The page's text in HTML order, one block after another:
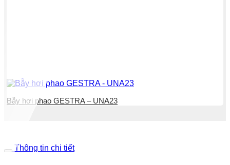
Bẫy hơi phao GESTRA – UNA23
Thông tin chi tiết